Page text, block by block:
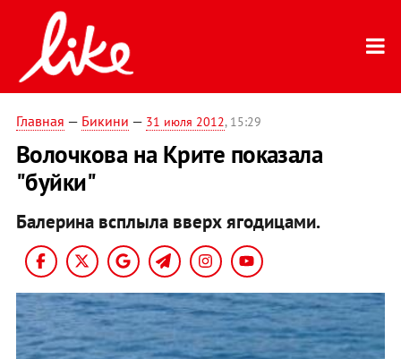
Главная — Бикини — 31 июля 2012, 15:29
Волочкова на Крите показала
"буйки"
Балерина всплыла вверх ягодицами.